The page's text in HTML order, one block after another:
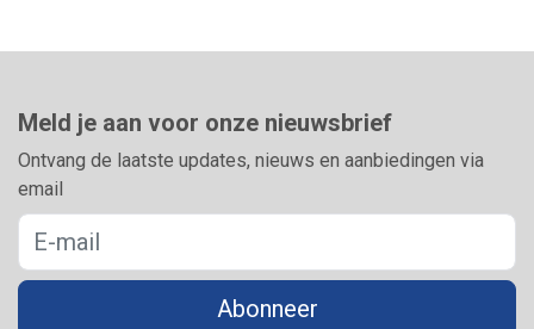
Meld je aan voor onze nieuwsbrief
Ontvang de laatste updates, nieuws en aanbiedingen via
email
Abonneer